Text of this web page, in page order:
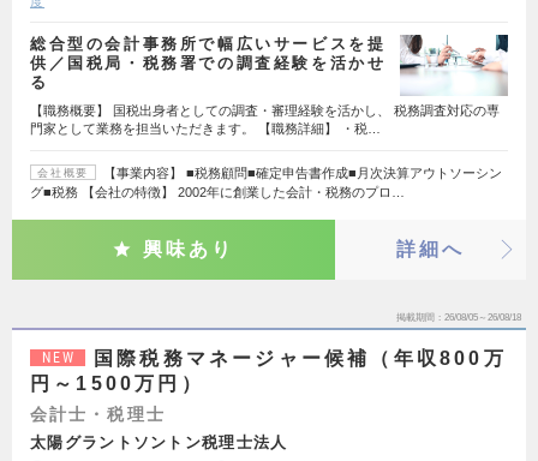
総合型の会計事務所で幅広いサービスを提
供／国税局・税務署での調査経験を活かせ
る
【職務概要】 国税出身者としての調査・審理経験を活かし、 税務調査対応の専
門家として業務を担当いただきます。 【職務詳細】 ・税…
会社概要
【事業内容】 ■税務顧問■確定申告書作成■月次決算アウトソーシン
グ■税務 【会社の特徴】 2002年に創業した会計・税務のプロ…
興味あり 詳細へ
掲載期間 26/08/05～26/08/18
NEW
国際税務マネージャー候補（年収800万
円～1500万円）
会計士・税理士
太陽グラントソントン税理士法人